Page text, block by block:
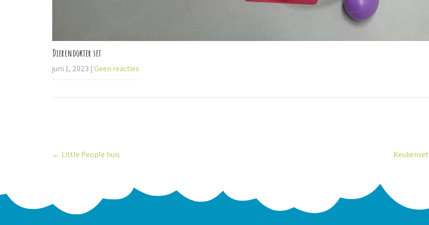
Dierendokter set
juni 1, 2023 | Geen reacties
o
v
← Little People huis Keukenset